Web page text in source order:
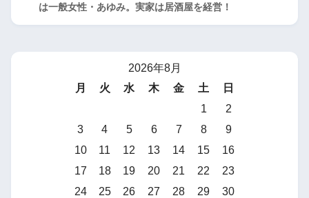
は一般女性・あゆみ。実家は居酒屋を経営！
2026年8月
月
火 水 木 金 土
日
1
2
3
4 5 6 7 8
9
10
11 12 13 14 15
16
17
18 19 20 21 22
23
24
25 26 27 28 29
30